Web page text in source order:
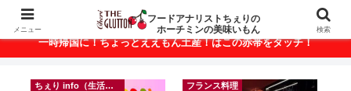
ベトナム・ホーチミンの美味いもんが満載！
一時帰国に！ちょっとええもん土産！はこの赤帯をタッチ！
ちぇり info（生活情報） フランス料理
メニュー
フードアナリストちぇりの
ホーチミンの美味いもん
検索